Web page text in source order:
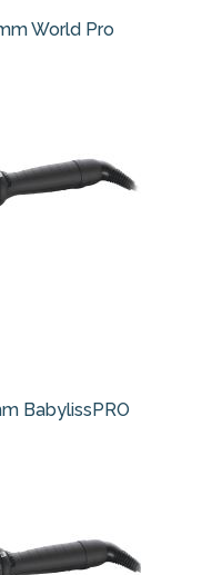
World Pro
BabylissPRO